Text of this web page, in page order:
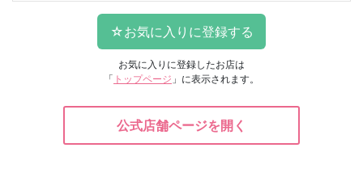
お気に入りに登録したお店は
「 トップページ 」に表示されます。
公式店舗ページを開く